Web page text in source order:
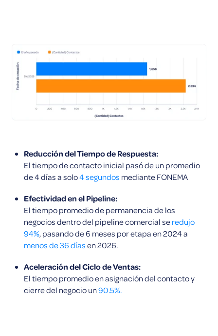
Reducción del Tiempo de Respuesta:
El tiempo de contacto inicial pasó de un promedio
de 4 días a solo4 segundos mediante FONEMA
Efectividad en el Pipeline:
El tiempo promedio de permanencia de los
negocios dentro del pipeline comercial seredujo
94%, pasando de 6 meses por etapa en 2024 a
menos de 36 díasen 2026.
Aceleración del Ciclo de Ventas:
El tiempo promedio en asignación del contacto y
cierre del negocio un90.5%.